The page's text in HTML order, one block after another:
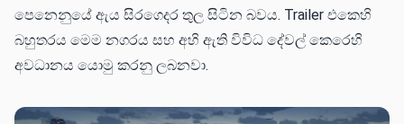
පෙනෙනුයේ ඇය සිරගෙදර තුල සිටින බවය. Trailer එකෙහි
බහුතරය මෙම නගරය සහ අහි ඇති විවිධ දේවල් කෙරෙහි
අවධානය යොමු කරනු ලබනවා.